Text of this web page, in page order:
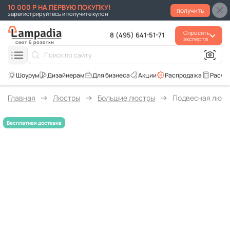
10 000 Р НА ПЕРВУЮ ПОКУПКУ!
зарегистрируйтесь и получите купон получить
8 (495) 641-51-71
Спросить
эксперта
Распродажа
Акции
Для бизнеса
Главная Люстры Большие люстры Подвесная